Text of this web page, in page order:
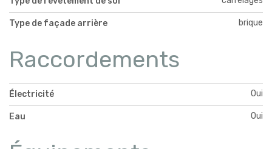
Type de façade arrière brique
Raccordements
Électricité Oui
Eau Oui